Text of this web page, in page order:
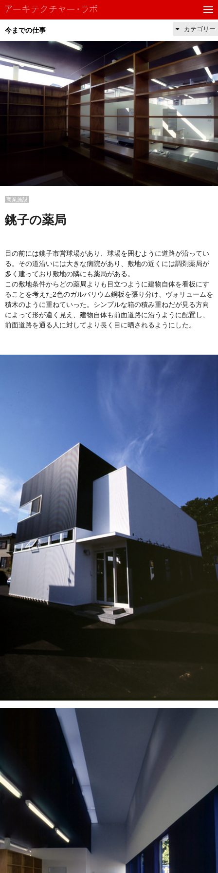
今までの仕事 カテゴリー
商業施設
銚子の薬局
目の前には銚子市営球場があり、球場を囲むように道路が沿ってい
る。その道沿いには大きな病院があり、敷地の近くには調剤薬局が
多く建っており敷地の隣にも薬局がある。
この敷地条件からどの薬局よりも目立つように建物自体を看板にす
ることを考えた2色のガルバリウム鋼板を張り分け、ヴォリュームを
積木のように重ねていった。シンプルな箱の積み重ねだが見る方向
によって形が違く見え、建物自体も前面道路に沿うように配置し、
前面道路を通る人に対してより長く目に晒されるようにした。